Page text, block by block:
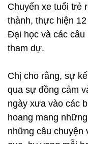
Chuyến xe tuổi trẻ
thành, thực hiện
Đại học và các
tham dự.
Chị cho rằng, sự
qua sự đồng cảm
ngày xưa vào các
hoang mang
những câu chuyện